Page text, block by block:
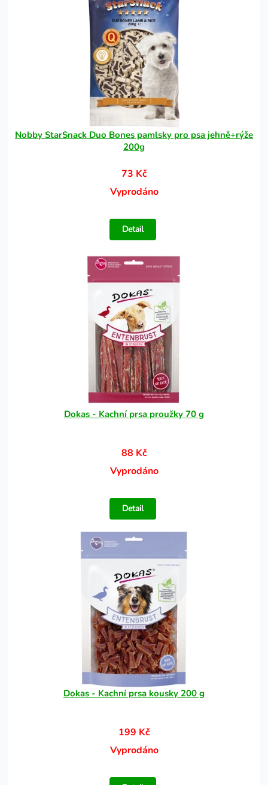
Nobby StarSnack Duo Bones pamlsky pro psa jehně+rýže
200g
73 Kč
Vyprodáno
Detail
Dokas - Kachní prsa proužky 70 g
88 Kč
Vyprodáno
Detail
Dokas - Kachní prsa kousky 200 g
199 Kč
Vyprodáno